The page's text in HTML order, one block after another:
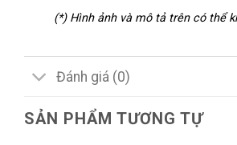
(*) Hình ảnh và mô tả trên có thể
Đánh giá (0)
SẢN PHẨM TƯƠNG TỰ